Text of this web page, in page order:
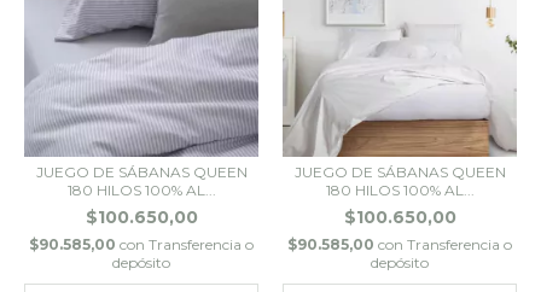
JUEGO DE SÁBANAS QUEEN
180 HILOS 100% AL...
$100.650,00
$90.585,00 con Transferencia o
depósito
JUEGO DE SÁBANAS QUEEN
180 HILOS 100% AL...
$100.650,00
$90.585,00 con Transferencia o
depósito